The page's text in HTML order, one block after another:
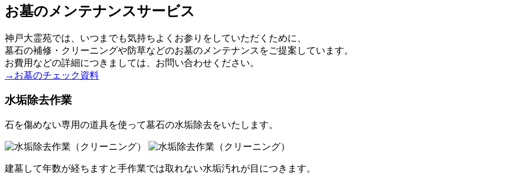
お墓のメンテナンスサービス
神戸大霊苑では、いつまでも気持ちよくお参りをしていただくために、
墓石の補修・クリーニングや防草などのお墓のメンテナンスをご提案しています。
お費用などの詳細につきましては、お問い合わせください。
→お墓のチェック資料
水垢除去作業
石を傷めない専用の道具を使って墓石の水垢除去をいたします。
建墓して年数が経ちますと手作業では取れない水垢汚れが目につきます。